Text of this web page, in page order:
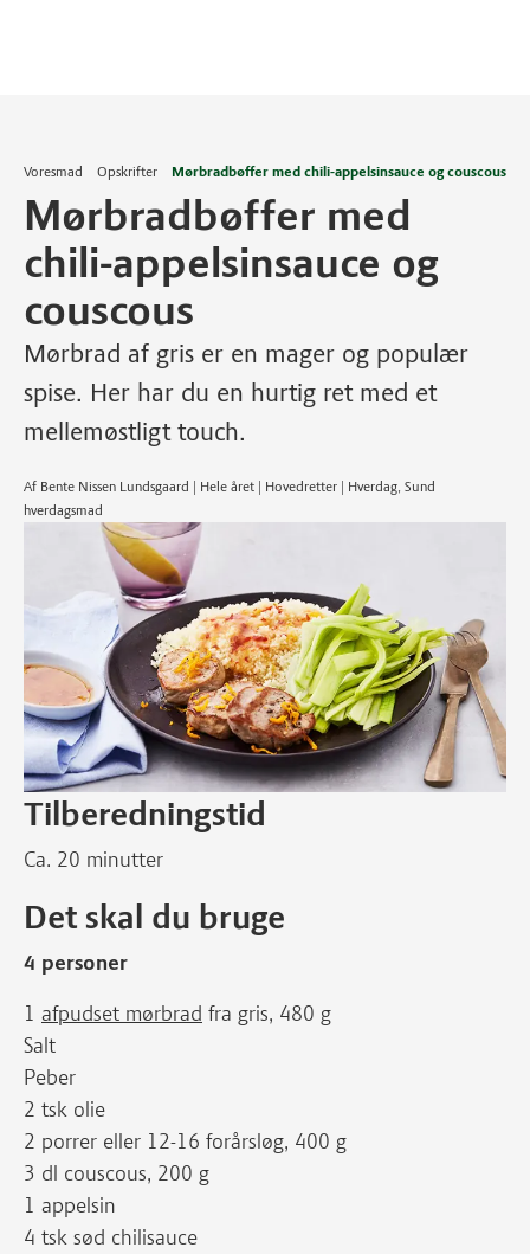
Voresmad Opskrifter Mørbradbøffer med chili-appelsinsauce og couscous
Mørbradbøffer med
chili-appelsinsauce og
couscous
Mørbrad af gris er en mager og populær
spise. Her har du en hurtig ret med et
mellemøstligt touch.
Af Bente Nissen Lundsgaard | Hele året | Hovedretter | Hverdag, Sund
hverdagsmad
Tilberedningstid
Ca. 20 minutter
Det skal du bruge
4 personer
1 afpudset mørbrad fra gris, 480 g
Salt
Peber
2 tsk olie
2 porrer eller 12-16 forårsløg, 400 g
3 dl couscous, 200 g
1 appelsin
4 tsk sød chilisauce